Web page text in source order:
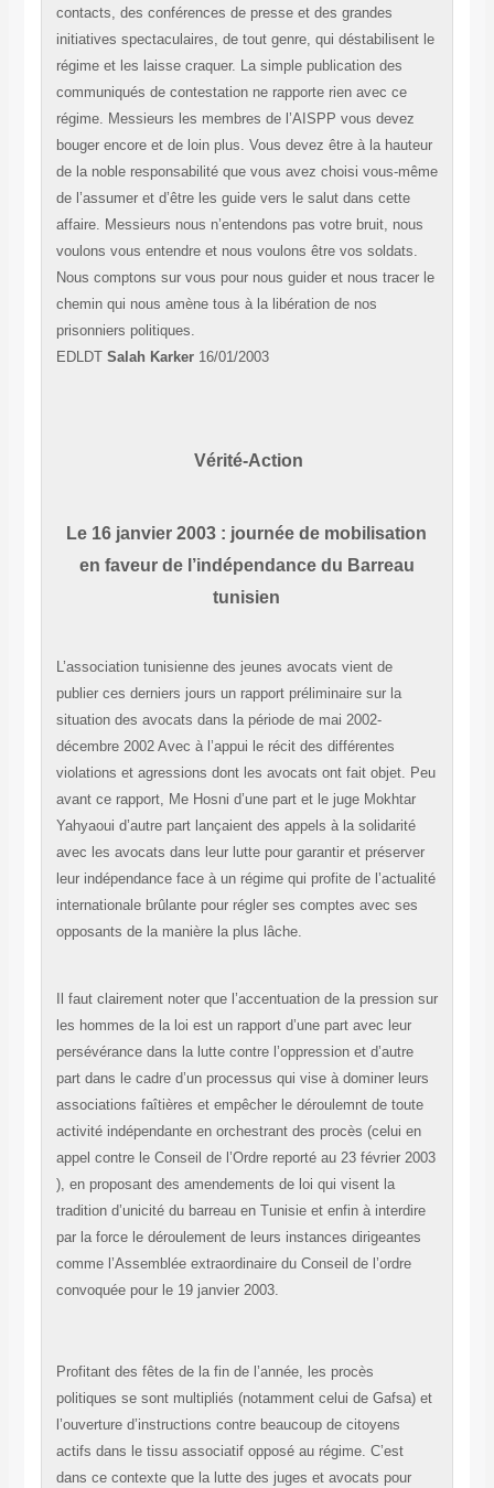
contacts, des conférences de presse et des grandes
initiatives spectaculaires, de tout genre, qui déstabilisent le
régime et les laisse craquer. La simple publication des
communiqués de contestation ne rapporte rien avec ce
régime. Messieurs les membres de l’AISPP vous devez
bouger encore et de loin plus. Vous devez être à la hauteur
de la noble responsabilité que vous avez choisi vous-même
de l’assumer et d’être les guide vers le salut dans cette
affaire. Messieurs nous n’entendons pas votre bruit, nous
voulons vous entendre et nous voulons être vos soldats.
Nous comptons sur vous pour nous guider et nous tracer le
chemin qui nous amène tous à la libération de nos
prisonniers politiques.
EDLDT Salah Karker16/01/2003
Vérité-Action
Le 16 janvier 2003 : journée de mobilisation
en faveur de l’indépendance du Barreau
tunisien
L’association tunisienne des jeunes avocats vient de
publier ces derniers jours un rapport préliminaire sur la
situation des avocats dans la période de mai 2002-
décembre 2002 Avec à l’appui le récit des différentes
violations et agressions dont les avocats ont fait objet. Peu
avant ce rapport, Me Hosni d’une part et le juge Mokhtar
Yahyaoui d’autre part lançaient des appels à la solidarité
avec les avocats dans leur lutte pour garantir et préserver
leur indépendance face à un régime qui profite de l’actualité
internationale brûlante pour régler ses comptes avec ses
opposants de la manière la plus lâche.
Il faut clairement noter que l’accentuation de la pression sur
les hommes de la loi est un rapport d’une part avec leur
persévérance dans la lutte contre l’oppression et d’autre
part dans le cadre d’un processus qui vise à dominer leurs
associations faîtières et empêcher le déroulemnt de toute
activité indépendante en orchestrant des procès (celui en
appel contre le Conseil de l’Ordre reporté au 23 février 2003
), en proposant des amendements de loi qui visent la
tradition d’unicité du barreau en Tunisie et enfin à interdire
par la force le déroulement de leurs instances dirigeantes
comme l’Assemblée extraordinaire du Conseil de l’ordre
convoquée pour le 19 janvier 2003.
Profitant des fêtes de la fin de l’année, les procès
politiques se sont multipliés (notamment celui de Gafsa) et
l’ouverture d’instructions contre beaucoup de citoyens
actifs dans le tissu associatif opposé au régime. C’est
dans ce contexte que la lutte des juges et avocats pour